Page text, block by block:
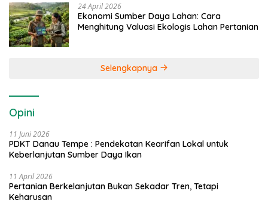
24 April 2026
Ekonomi Sumber Daya Lahan: Cara
Menghitung Valuasi Ekologis Lahan Pertanian
Selengkapnya
Opini
11 Juni 2026
PDKT Danau Tempe : Pendekatan Kearifan Lokal untuk
Keberlanjutan Sumber Daya Ikan
11 April 2026
Pertanian Berkelanjutan Bukan Sekadar Tren, Tetapi
Keharusan